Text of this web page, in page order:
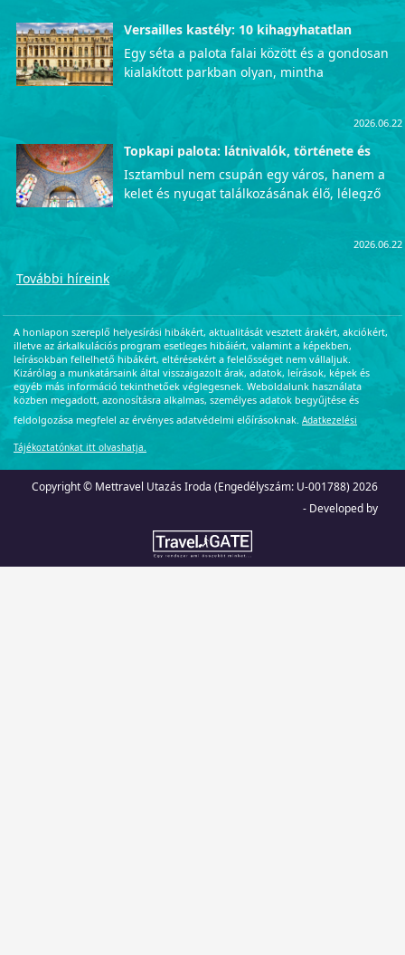
Versailles kastély: 10 kihagyhatatlan
látnivaló
Egy séta a palota falai között és a gondosan
kialakított parkban olyan, mintha
francia udvar fényűző mindennapjaiba. Azok
számára, akik szeretnék személyesen is
megtapasztalni ezt az uralkodói pompát, a
lenyűgöző Versailles-i kastély garantáltan
életre szóló, mély kulturális élményekkel
ajándékozza meg a látogatókat. Íme a
semmiképpen sem szabad kihagynotok a
2026.06.22
Topkapi palota: látnivalók, története és
Isztambul nem csupán egy város, hanem a
kelet és nyugat találkozásának élő, lélegző
a Boszporusz partján, amely önmagában
csapásra a múltban találjuk magunkat. Ez a
helyszín jóval több egy egyszerű kiállításnál:
egy varázslatos időutazás, amely egyenesen
a szultánok fényűző és titokzatos világába
repít minket.
2026.06.22
További híreink
A honlapon szereplő helyesírási hibákért, aktualitását vesztett árakért, akciókért,
illetve az árkalkulációs program esetleges hibáiért, valamint a képekben,
leírásokban fellelhető hibákért, eltérésekért a felelősséget nem vállaljuk.
Kizárólag a munkatársaink által visszaigazolt árak, adatok, leírások, képek és
egyéb más információ tekinthetőek véglegesnek. Weboldalunk használata
közben megadott, azonosításra alkalmas, személyes adatok begyűjtése és
feldolgozása megfelel az érvényes adatvédelmi előírásoknak. Adatkezelési
Tájékoztatónkat itt olvashatja.
Copyright © Mettravel Utazás Iroda (Engedélyszám: U-001788) 2026
- Developed by